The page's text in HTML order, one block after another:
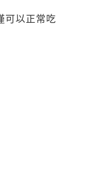
可以正常吃